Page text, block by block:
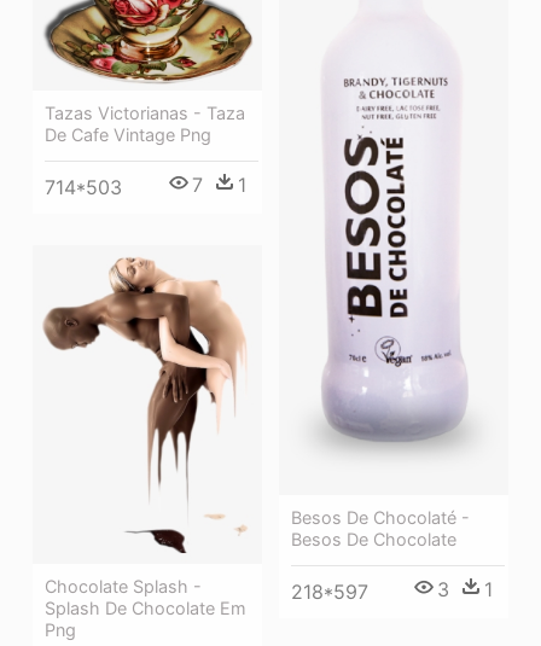
Besos De Chocolaté -
Besos De Chocolate
218*597 3 1
Tazas Victorianas - Taza
De Cafe Vintage Png
714*503 7 1
Chocolate Splash -
Splash De Chocolate Em
Png